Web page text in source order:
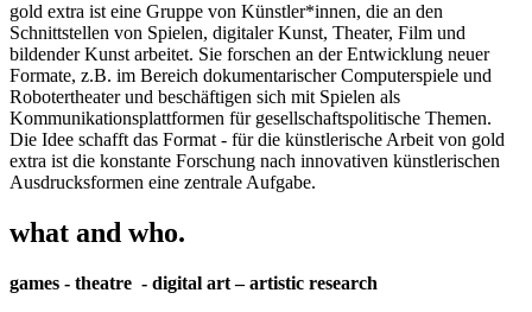
gold extra ist eine Gruppe von Künstler*innen, die an den
Schnittstellen von Spielen, digitaler Kunst, Theater, Film und
bildender Kunst arbeitet. Sie forschen an der Entwicklung neuer
Formate, z.B. im Bereich dokumentarischer Computerspiele und
Robotertheater und beschäftigen sich mit Spielen als
Kommunikationsplattformen für gesellschaftspolitische Themen.
Die Idee schafft das Format - für die künstlerische Arbeit von gold
extra ist die konstante Forschung nach innovativen künstlerischen
Ausdrucksformen eine zentrale Aufgabe.
what and who.
games - theatre - digital art – artistic research